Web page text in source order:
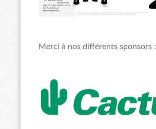
Merci à nos différents sponsors :